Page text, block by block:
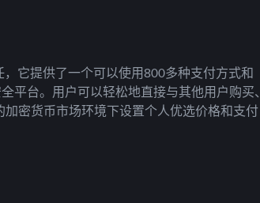
它提供了一个可以使用800多种支付方式和
平台。用户可以轻松地直接与其他用户购买、
密货币市场环境下设置个人优选价格和支付